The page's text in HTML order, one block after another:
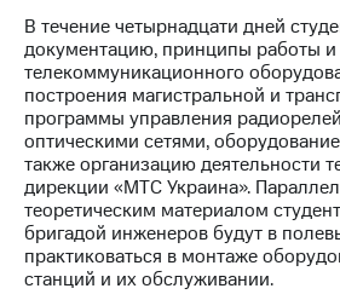
Финансовая
отчетность
Контакты
Новости
в
регионе
и акционерам
Корпоративное
управление
В течение четырнадцати дней
документацию, принципы работы и
телекоммуникационного
построения магистральной и
программы управления
оптическими сетями,
также организацию деятельности
дирекции «МТС Украина».
теоретическим материалом
бригадой инженеров будут в
практиковаться в монтаже
станций и их обслуживании.